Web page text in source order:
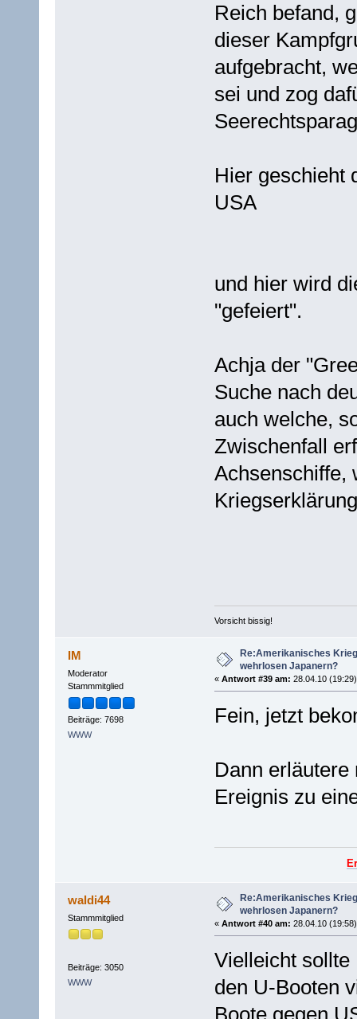
Reich befand,
dieser
aufgebracht,
sei und zog
Hier geschieht
USA
und hier wird
"gefeiert".
Achja der
Suche nach
auch welche,
Zwischenfall
Achsenschiffe,
Vorsicht bissig!
IM
Moderator
Stammmitglied
Beiträge: 7698
WWW
Re:Amerikanisches
wehrlosen Japanern?
« Antwort #39 am: 28.04.10
Fein, jetzt
Dann
Ereignis zu
waldi44
Stammmitglied
Beiträge: 3050
WWW
Re:Amerikanisches
wehrlosen Japanern?
« Antwort #40 am: 28.04.10
Vielleicht sollte
den U-Booten
Boote gegen